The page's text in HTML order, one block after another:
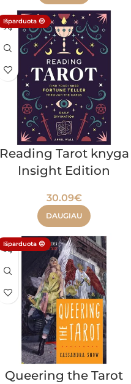
Išparduota 😔
Reading Tarot knyga
Insight Edition
30.09€
DAUGIAU
Išparduota 😔
Queering the Tarot